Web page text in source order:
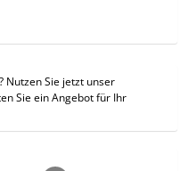
Nutzen Sie jetzt unser
Sie ein Angebot für Ihr